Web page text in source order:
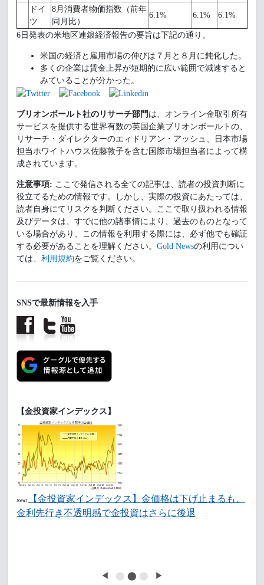
ドイ
ツ
8月消費者物価指数（前年
同月比）
6.1% 6.1% 6.1%
6日発表の米地区連銀経済報告の要旨は下記の通り。
米国の経済と雇用市場の伸びは７月と８月に鈍化した。
多くの企業は賃金上昇が短期的に広い範囲で減速すると
みていることが分かった。
ブリオンボールト社のリサーチ部門 は、オンライン金取引所有
サービスを提供する世界有数の英国企業ブリオンボールトの、
リサーチ・ダイレクターのエィドリアン・アッシュ、日本市場
担当ホワイトハウス佐藤敦子を含む国際市場担当者によって構
成されています。
注意事項: ここで発信される全ての記事は、読者の投資判断に
役立てるための情報です。しかし、実際の投資にあたっては、
読者自身にてリスクを判断ください。ここで取り扱われる情報
及びデータは、すでに他の諸事情により、過去のものとなって
いる場合があり、この情報を利用する際には、必ず他でも確証
する必要があることを理解ください。 Gold Newsの利用につい
ては、 利用規約をご覧ください。
SNSで最新情報を入手
【金投資家インデックス】
New!
【金投資家インデックス】金価格は下げ止まるも、
金利先行き不透明感で金投資はさらに後退
◀ ⬤ ⬤ ⬤ ▶